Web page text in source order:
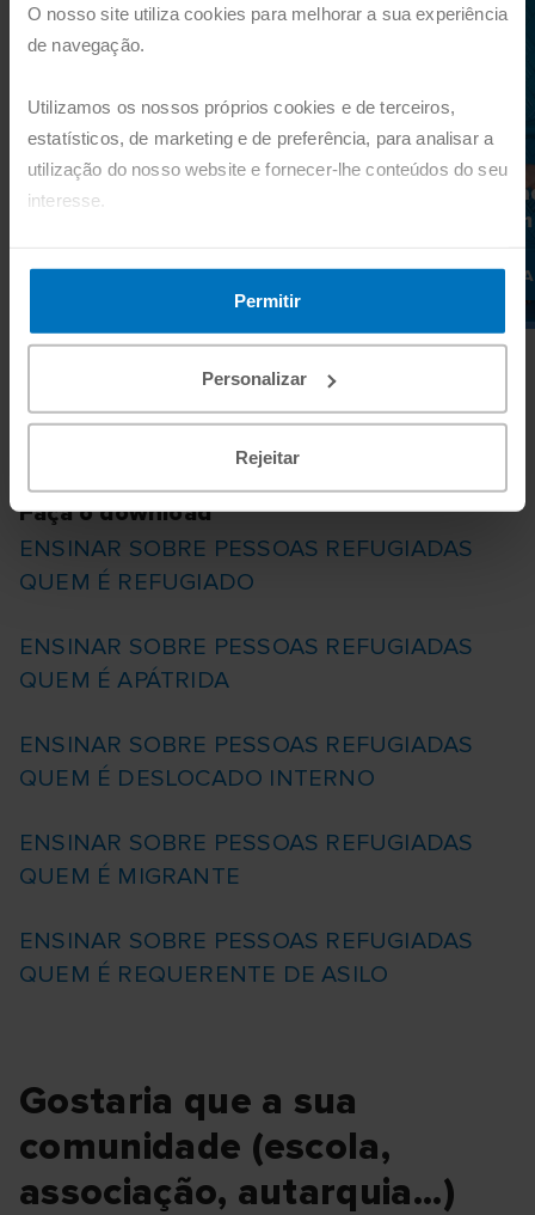
O nosso site utiliza cookies para melhorar a sua experiência
de navegação.
Utilizamos os nossos próprios cookies e de terceiros,
estatísticos, de marketing e de preferência, para analisar a
utilização do nosso website e fornecer-lhe conteúdos do seu
interesse.
"Aceitar". Pode também recusá-los, configurá-los e obter
Permitir
Personalizar
Rejeitar
Comunidade de
SABER MAIS
Recursos Educativos
Faça o download
ENSINAR SOBRE PESSOAS REFUGIADAS
QUEM É REFUGIADO
ENSINAR SOBRE PESSOAS REFUGIADAS
QUEM É APÁTRIDA
ENSINAR SOBRE PESSOAS REFUGIADAS
QUEM É DESLOCADO INTERNO
ENSINAR SOBRE PESSOAS REFUGIADAS
QUEM É MIGRANTE
ENSINAR SOBRE PESSOAS REFUGIADAS
QUEM É REQUERENTE DE ASILO
Gostaria que a sua
comunidade (escola,
associação, autarquia...)